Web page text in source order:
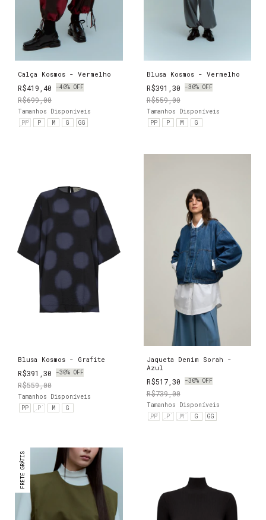
Calça Kosmos - Vermelho
R$419,40 -40% OFF
R$699,00
Tamanhos Disponíveis
PP
P M G GG
Blusa Kosmos - Vermelho
R$391,30 -30% OFF
R$559,00
Tamanhos Disponíveis
PP
P M G
Blusa Kosmos - Grafite
R$391,30 -30% OFF
R$559,00
Tamanhos Disponíveis
PP
P M G
Jaqueta Denim Sorah -
Azul
R$517,30 -30% OFF
R$739,00
Tamanhos Disponíveis
PP
P M G GG
FRETE GRÁTIS